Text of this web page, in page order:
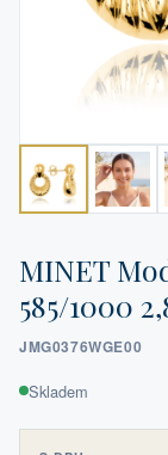
MINET
585/1000
JMG0376WGE00
Skladem